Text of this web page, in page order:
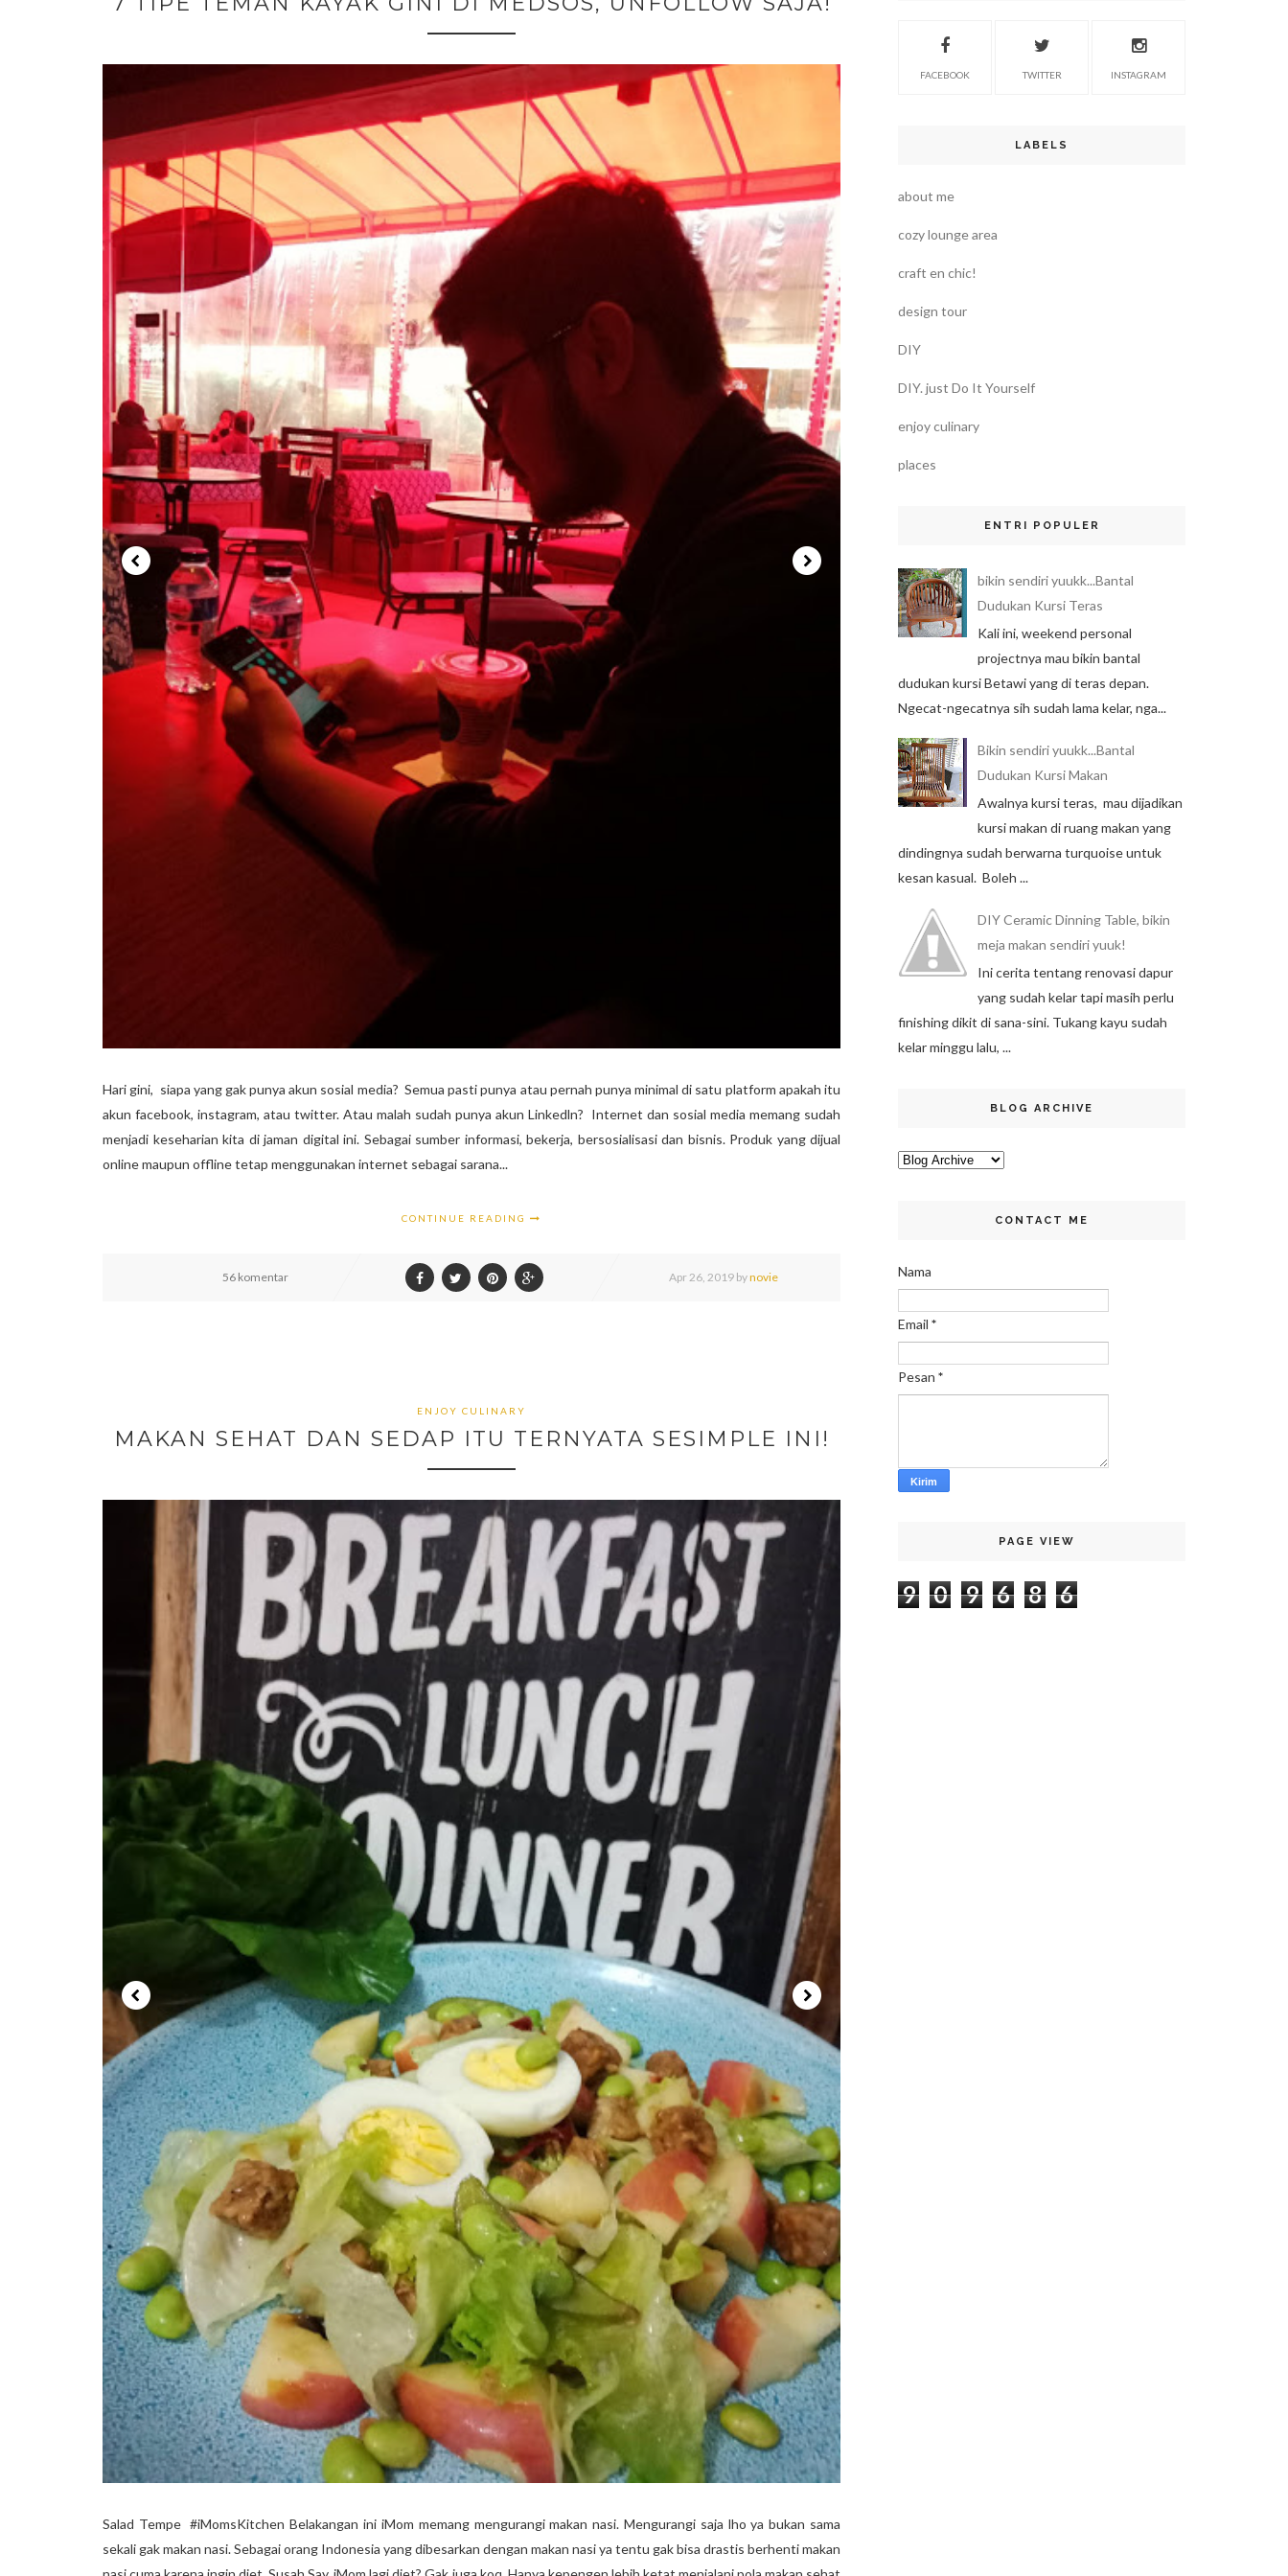
Hari gini, siapa yang gak punya akun sosial media? Semua pasti punya atau pernah punya minimal di satu platform apakah itu
akun facebook, instagram, atau twitter. Atau malah sudah punya akun Linkedln? Internet dan sosial media memang sudah
menjadi keseharian kita di jaman digital ini. Sebagai sumber informasi, bekerja, bersosialisasi dan bisnis. Produk yang dijual
online maupun offline tetap menggunakan internet sebagai sarana...
CONTINUE READING
56 komentar Apr26, 2019 bynovie
ENJOY CULINARY
MAKAN SEHAT DAN SEDAP ITU TERNYATA SESIMPLE INI!
Salad Tempe #iMomsKitchen Belakangan ini iMom memang mengurangi makan nasi. Mengurangi saja lho ya bukan sama
sekali gak makan nasi. Sebagai orang Indonesia yang dibesarkan dengan makan nasi ya tentu gak bisa drastis berhenti makan
FACEBOOK TWITTER INSTAGRAM
LABELS
about me
cozy lounge area
craft en chic!
design tour
DIY
DIY. just Do It Yourself
enjoy culinary
places
ENTRI POPULER
bikin sendiri yuukk...Bantal
Dudukan Kursi Teras
Kali ini, weekend personal
projectnya mau bikin bantal
dudukan kursi Betawi yang di teras depan.
Ngecat-ngecatnya sih sudah lama kelar, nga...
Bikin sendiri yuukk...Bantal
Dudukan Kursi Makan
Awalnya kursi teras, mau dijadikan
kursi makan di ruang makan yang
dindingnya sudah berwarna turquoise untuk
kesan kasual. Boleh ...
DIY Ceramic Dinning Table, bikin
meja makan sendiri yuuk!
Ini cerita tentang renovasi dapur
yang sudah kelar tapi masih perlu
finishing dikit di sana-sini. Tukang kayu sudah
kelar minggu lalu, ...
BLOG ARCHIVE
CONTACT ME
Nama
Email *
Pesan *
PAGE VIEW
9 0 9 6 8 6